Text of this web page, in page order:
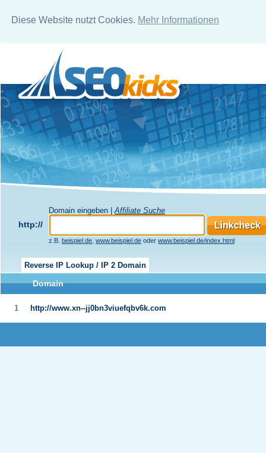
Diese Website nutzt Cookies. Mehr Informationen
Domain eingeben | Affiliate Suche
http://
z.B. beispiel.de www.beispiel.de oder www.beispiel.de/index.html
Reverse IP Lookup / IP 2 Domain
Domain
1 http://www.xn--jj0bn3viuefqbv6k.com